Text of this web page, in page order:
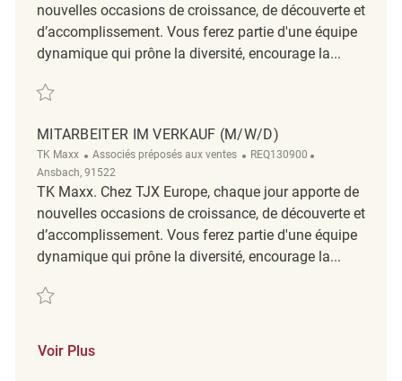
nouvelles occasions de croissance, de découverte et
d’accomplissement. Vous ferez partie d'une équipe
dynamique qui prône la diversité, encourage la...
Sauvegarder Mitarbeiter im Verkauf (m/w/d) REQ128713
MITARBEITER IM VERKAUF (M/W/D)
TK Maxx Catégorie
Associés préposés aux ventes ReqId
REQ130900
Ansbach, 91522
TK Maxx. Chez TJX Europe, chaque jour apporte de
nouvelles occasions de croissance, de découverte et
d’accomplissement. Vous ferez partie d'une équipe
dynamique qui prône la diversité, encourage la...
Sauvegarder Mitarbeiter im Verkauf (m/w/d) REQ130900
Voir Plus